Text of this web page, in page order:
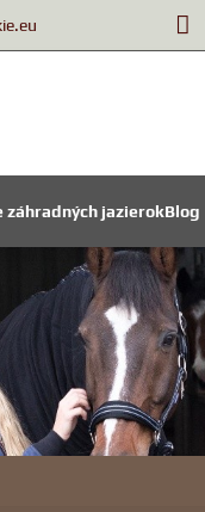
záhradných jazierokBlog